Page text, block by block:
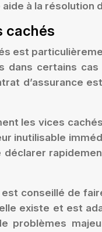
à la résolution
cachés
est
dans certains
d’assurance
les vices
inutilisable
déclarer
conseillé de
existe et est
problèmes